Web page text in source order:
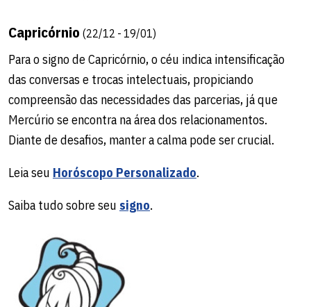
Capricórnio (22/12 - 19/01)
Para o signo de Capricórnio, o céu indica intensificação
das conversas e trocas intelectuais, propiciando
compreensão das necessidades das parcerias, já que
Mercúrio se encontra na área dos relacionamentos.
Diante de desafios, manter a calma pode ser crucial.
Leia seu Horóscopo Personalizado.
Saiba tudo sobre seu signo.